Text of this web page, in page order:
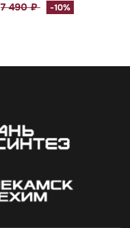
7 490 ₽ -10%